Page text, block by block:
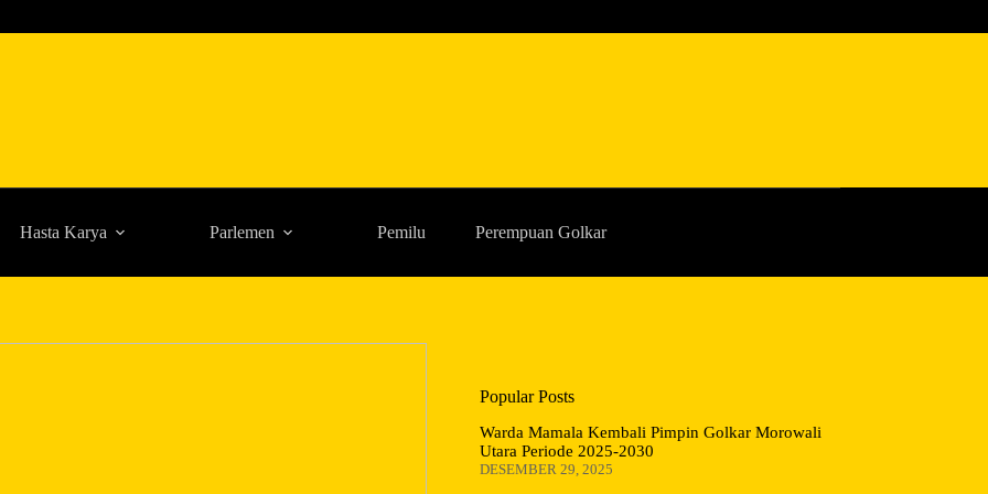
Hasta Karya Parlemen Pemilu Perempuan Golkar
Popular Posts
Warda Mamala Kembali Pimpin Golkar Morowali
Utara Periode 2025-2030
DESEMBER 29, 2025